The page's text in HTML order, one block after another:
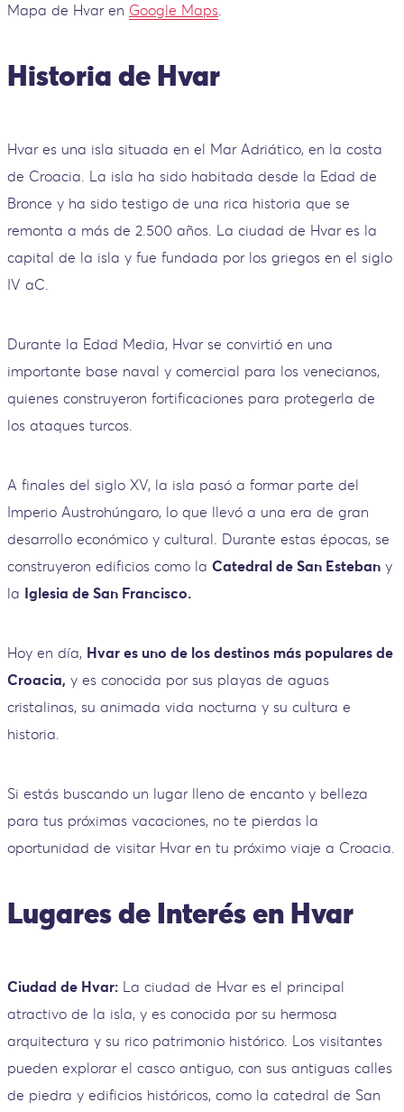
Mapa de Hvar en Google Maps.
Historia de Hvar
Hvar es una isla situada en el Mar Adriático, en la costa
de Croacia. La isla ha sido habitada desde la Edad de
Bronce y ha sido testigo de una rica historia que se
remonta a más de 2.500 años. La ciudad de Hvar es la
capital de la isla y fue fundada por los griegos en el siglo
IV aC.
Durante la Edad Media, Hvar se convirtió en una
importante base naval y comercial para los venecianos,
quienes construyeron fortificaciones para protegerla de
los ataques turcos.
A finales del siglo XV, la isla pasó a formar parte del
Imperio Austrohúngaro, lo que llevó a una era de gran
desarrollo económico y cultural. Durante estas épocas, se
construyeron edificios como la Catedral de San Esteban y
la Iglesia de San Francisco.
Hoy en día, Hvar es uno de los destinos más populares de
Croacia, y es conocida por sus playas de aguas
cristalinas, su animada vida nocturna y su cultura e
historia.
Si estás buscando un lugar lleno de encanto y belleza
para tus próximas vacaciones, no te pierdas la
oportunidad de visitar Hvar en tu próximo viaje a Croacia.
Lugares de Interés en Hvar
Ciudad de Hvar: La ciudad de Hvar es el principal
atractivo de la isla, y es conocida por su hermosa
arquitectura y su rico patrimonio histórico. Los visitantes
pueden explorar el casco antiguo, con sus antiguas calles
de piedra y edificios históricos, como la catedral de San